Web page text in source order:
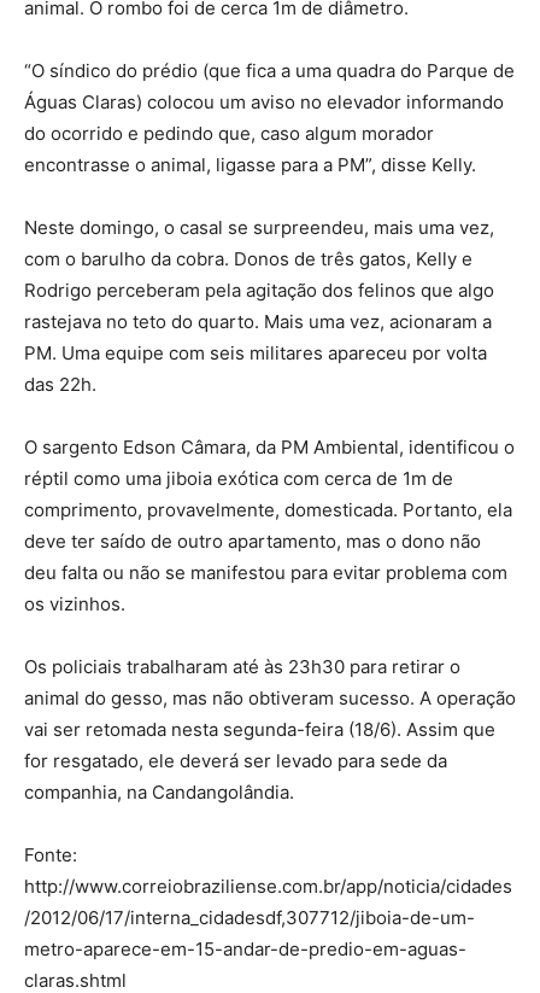
animal. O rombo foi de cerca 1m de diâmetro.
“O síndico do prédio (que fica a uma quadra do Parque de
Águas Claras) colocou um aviso no elevador informando
do ocorrido e pedindo que, caso algum morador
encontrasse o animal, ligasse para a PM”, disse Kelly.
Neste domingo, o casal se surpreendeu, mais uma vez,
com o barulho da cobra. Donos de três gatos, Kelly e
Rodrigo perceberam pela agitação dos felinos que algo
rastejava no teto do quarto. Mais uma vez, acionaram a
PM. Uma equipe com seis militares apareceu por volta
das 22h.
O sargento Edson Câmara, da PM Ambiental, identificou o
réptil como uma jiboia exótica com cerca de 1m de
comprimento, provavelmente, domesticada. Portanto, ela
deve ter saído de outro apartamento, mas o dono não
deu falta ou não se manifestou para evitar problema com
os vizinhos.
Os policiais trabalharam até às 23h30 para retirar o
animal do gesso, mas não obtiveram sucesso. A operação
vai ser retomada nesta segunda-feira (18/6). Assim que
for resgatado, ele deverá ser levado para sede da
companhia, na Candangolândia.
Fonte:
http://www.correiobraziliense.com.br/app/noticia/cidades
/2012/06/17/interna_cidadesdf,307712/jiboia-de-um-
metro-aparece-em-15-andar-de-predio-em-aguas-
claras.shtml